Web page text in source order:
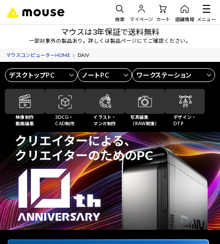
検索 マイページ カート 店舗情報 メニュー
マウスは3年保証で送料無料
一部対象外の製品あり。詳しくは製品ページにてご確認ください。
マウスコンピューターHOME DAIV
デスクトップPC ノートPC ワークステーション
映像制作
動画編集
3DCG・
CAD制作
イラスト・
マンガ制作
写真編集
（RAW現像）
デザイン・
DTP
クリエイターによる、
クリエイターのためのPC